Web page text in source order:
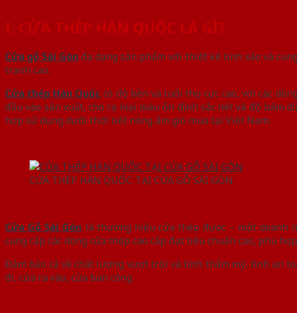
I. CỬA THÉP HÀN QUỐC LÀ GÌ?
Cửa gỗ Sài Gòn đa dạng sản phẩm với thiết kế tinh xảo và
tranh cao.
Cửa thép Hàn Quốc có độ bền và tuổi thọ cực cao, với các
đầu vào sản xuất, cho ra loại màu ổn định sắc nét và độ bám
hợp sử dụng dưới thời tiết nóng ẩm gió mùa tại Việt Nam.
CỬA THÉP HÀN QUỐC TẠI CỬA GỖ SÀI GÒN
Cửa Gỗ Sài Gòn là thương hiệu cửa thép được – một doanh
cung cấp các dòng cửa thép cao cấp đạt tiêu chuẩn cao, phù
Đảm bảo cả về chất lượng vượt trội và tính thẩm mỹ, tính an
đi, cửa ra vào, cửa ban công.